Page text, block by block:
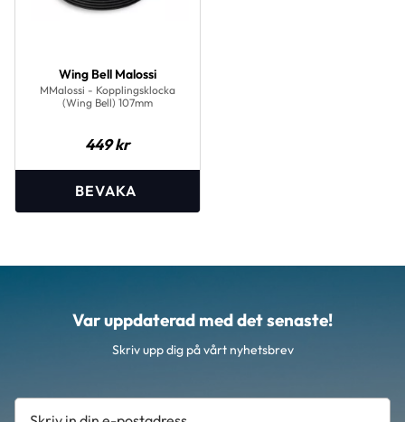
Wing Bell Malossi
MMalossi - Kopplingsklocka
(Wing Bell) 107mm
449kr
Var uppdaterad med det senaste!
Skriv upp dig på vårt nyhetsbrev